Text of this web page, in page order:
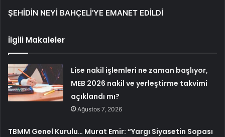
ŞEHİDİN NEYİ BAHÇELİ’YE EMANET EDİLDİ
İlgili Makaleler
Lise nakil işlemleri ne zaman başlıyor,
MEB 2026 nakil ve yerleştirme takvimi
açıklandı mı?
Ağustos 7, 2026
TBMM Genel Kurulu… Murat Emir: “Yargı Siyasetin Sopası